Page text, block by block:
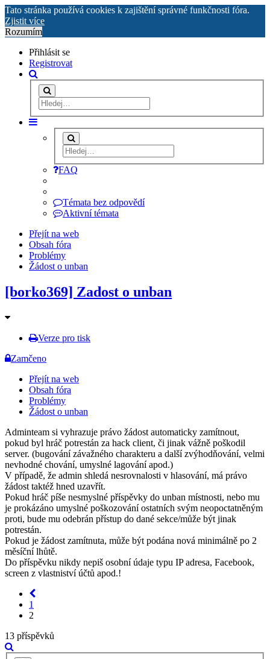
Tato stránka používá cookies k zajištění správné funkčnosti fóra.
Zjistit více
Rozumím
Přihlásit se
Registrovat
FAQ
Témata bez odpovědí
Aktivní témata
Přejít na web
Obsah fóra
Problémy
Žádost o unban
[borko369] Zadost o unban
Verze pro tisk
Zamčeno
Přejít na web
Obsah fóra
Problémy
Žádost o unban
Adminteam si vyhrazuje právo žádost automaticky zamítnout,
pokud byl hráč potrestán za hack client, či jinak vážně poškodil
server. (bugování závažného charakteru a další zvýhodňování, velmi
nevhodné chování, umyslné lagování apod.)
V případě, že admin shledá nesrovnalosti v hlasování, má právo
žádost taktéž hned uzavřít.
Pokud hráč píše nesmyslné příspěvky do unban místnosti, nebo mu
je prokázáno umyslné poškozování ostatních svým neopoctatněným
proti, bude mu odebrán přístup do dané sekce/může být jinak
potrestán.
Pokud je žádost zamítnuta, může být podána nová minimálně po 2
měsíční lhůtě.
Do příspěvku nikdy nepiš osobní údaje typu IP adresa, Facebook,
screen z vlastniství účtů apod.!
1
2
13 příspěvků